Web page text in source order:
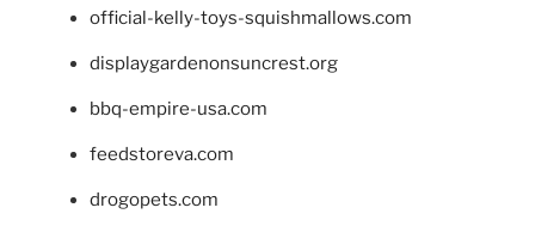
official-kelly-toys-squishmallows.com
displaygardenonsuncrest.org
bbq-empire-usa.com
feedstoreva.com
drogopets.com